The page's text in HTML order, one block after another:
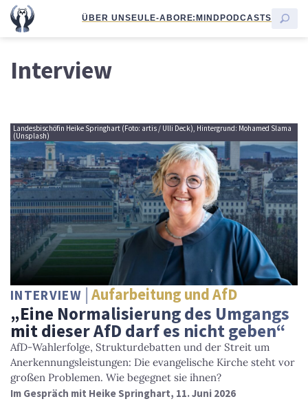
ÜBER UNSEULE-ABORE:MINDPODCASTS
Interview
Landesbischöfin Heike Springhart (Foto: artis / Ulli Deck), Hintergrund: Mohamed Slama
(Unsplash)
INTERVIEW Aufarbeitung und AfD
„Eine Normalisierung des Umgangs
mit dieser AfD darf es nicht geben“
AfD-Wahlerfolge, Strukturdebatten und der Streit um
Anerkennungsleistungen: Die evangelische Kirche steht vor
großen Problemen. Wie begegnet sie ihnen?
Im Gespräch mit Heike Springhart, 11. Juni 2026